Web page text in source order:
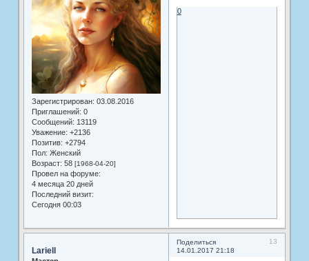
Зарегистрирован: 03.08.2016
Приглашений: 0
Сообщений: 13119
Уважение: +2136
Позитив: +2794
Пол: Женский
Возраст: 58 [1968-04-20]
Провел на форуме:
4 месяца 20 дней
Последний визит:
Сегодня 00:03
0
Поделиться
13
14.01.2017 21:18
Lariell